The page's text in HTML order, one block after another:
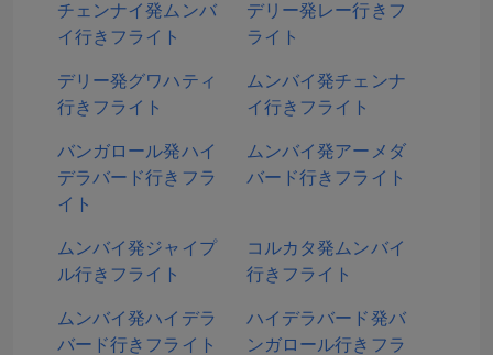
チェンナイ発ムンバ
イ行きフライト
デリー発レー行きフ
ライト
デリー発グワハティ
行きフライト
ムンバイ発チェンナ
イ行きフライト
バンガロール発ハイ
デラバード行きフラ
イト
ムンバイ発アーメダ
バード行きフライト
ムンバイ発ジャイプ
ル行きフライト
コルカタ発ムンバイ
行きフライト
ムンバイ発ハイデラ
バード行きフライト
ハイデラバード発バ
ンガロール行きフラ